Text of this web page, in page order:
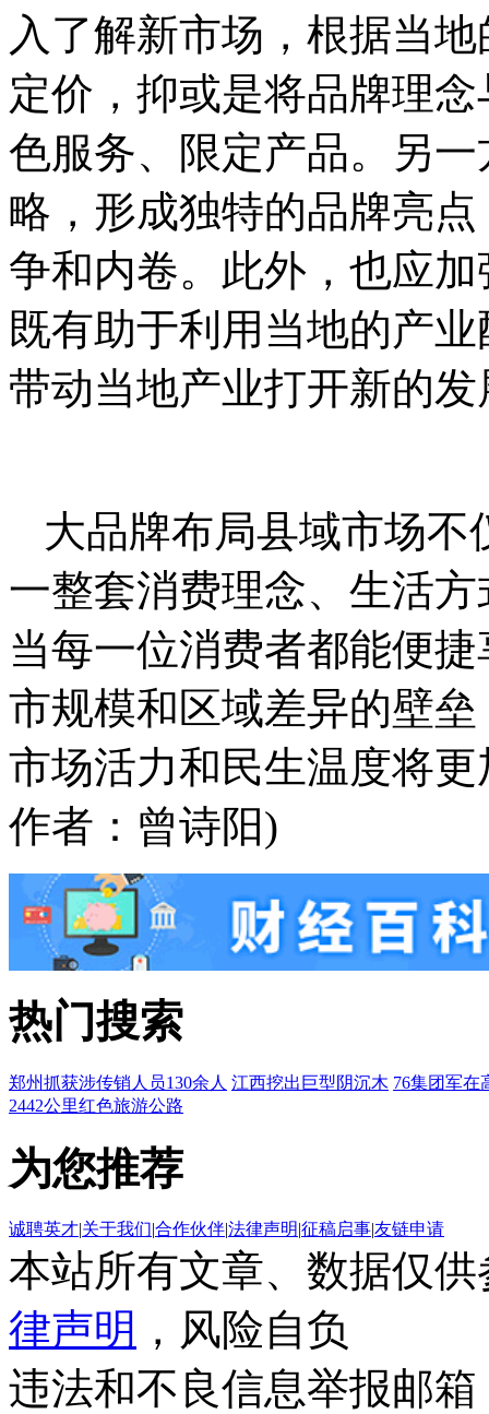
入了解新市场，根据当
定价，抑或是将品牌理
色服务、限定产品。另
略，形成独特的品牌亮
争和内卷。此外，也应
既有助于利用当地的产
带动当地产业打开新的
大品牌布局县域市场
一整套消费理念、生活
当每一位消费者都能便
市规模和区域差异的壁垒
市场活力和民生温度将
作者：曾诗阳)
热门搜索
郑州抓获涉传销人员130余人 江西挖出巨型阴沉木 76集团军在
2442公里红色旅游公路
为您推荐
诚聘英才|关于我们|合作伙伴|法律声明|征稿启事|友链申请
本站所有文章、数据仅
律声明 ，风险自负
违法和不良信息举报邮箱